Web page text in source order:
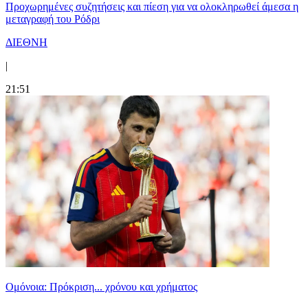
Προχωρημένες συζητήσεις και πίεση για να ολοκληρωθεί άμεσα η
μεταγραφή του Ρόδρι
ΔΙΕΘΝΗ
|
21:51
Ομόνοια: Πρόκριση... χρόνου και χρήματος